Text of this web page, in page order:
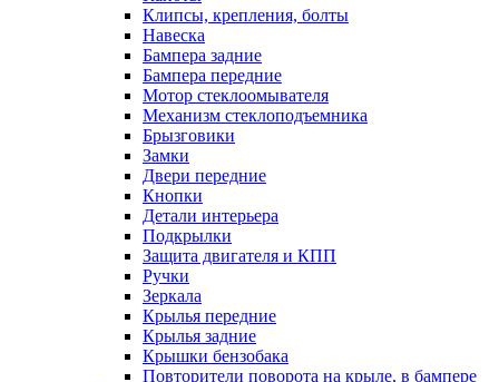
Клипсы, крепления, болты
Навеска
Бампера задние
Бампера передние
Мотор стеклоомывателя
Механизм стеклоподъемника
Брызговики
Замки
Двери передние
Кнопки
Детали интерьера
Подкрылки
Защита двигателя и КПП
Ручки
Зеркала
Крылья передние
Крылья задние
Крышки бензобака
Повторители поворота на крыле, в бампере